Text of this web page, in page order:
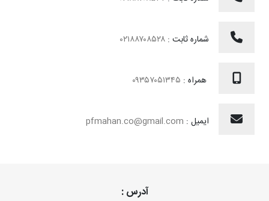
شماره ثابت :
همراه :
ایمیل : pfmahan.co@gmail.com
آدرس :